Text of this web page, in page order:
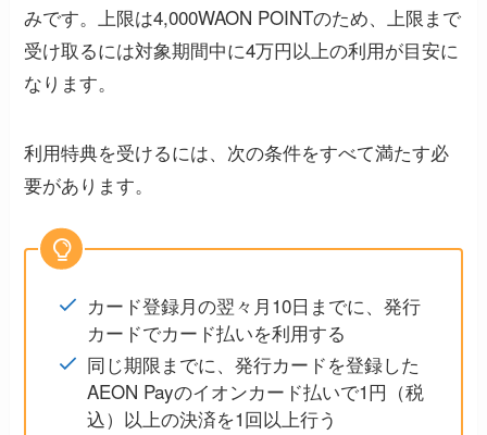
みです。上限は4,000WAON POINTのため、上限まで
受け取るには対象期間中に4万円以上の利用が目安に
なります。
利用特典を受けるには、次の条件をすべて満たす必
要があります。
カード登録月の翌々月10日までに、発行
カードでカード払いを利用する
同じ期限までに、発行カードを登録した
AEON Payのイオンカード払いで1円（税
込）以上の決済を1回以上行う